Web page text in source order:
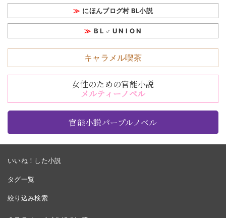
にほんブログ村 BL小説
B L ♂ U N I O N
キャラメル喫茶
女性のための官能小説
メルティーノベル
官能小説パープルノベル
いいね！した小説
タグ一覧
絞り込み検索